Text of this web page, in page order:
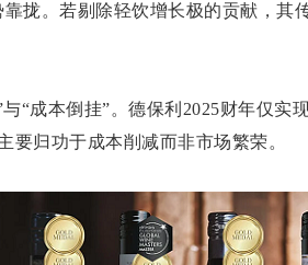
拢。若剔除轻饮增长极的贡献，其
“成本倒挂”。德保利2025财年仅实
要归功于成本削减而非市场繁荣。